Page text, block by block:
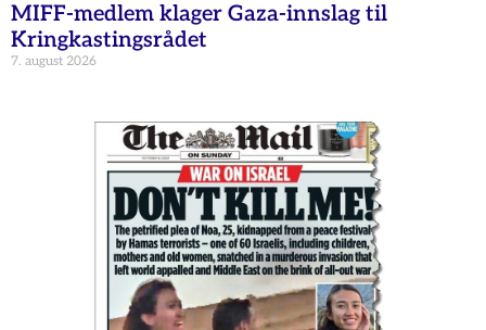
MIFF-medlem klager Gaza-innslag til
Kringkastingsrådet
7. august 2026